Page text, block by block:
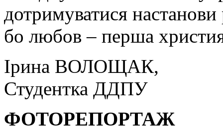
дотримуватися
бо любов – перша
Ірина ВОЛОЩАК,
Студентка ДДПУ
ФОТОРЕПОРТАЖ